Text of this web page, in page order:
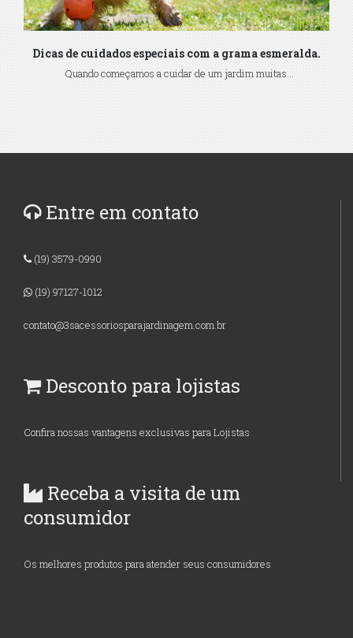
Dicas de cuidados especiais com a grama esmeralda.
Quando começamos a cuidar de um jardim muitas...
Entre em contato
(19) 3579-0990
(19) 97127-1012
contato@3sacessoriosparajardinagem.com.br
Desconto para lojistas
Confira nossas vantagens exclusivas para Lojistas
Receba a visita de um
consumidor
Os melhores produtos para atender seus consumidores